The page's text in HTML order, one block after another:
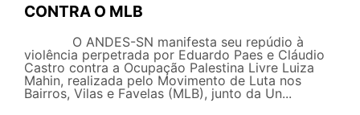
CONTRA O MLB
O ANDES-SN manifesta seu repúdio à
violência perpetrada por Eduardo Paes e Cláudio
Castro contra a Ocupação Palestina Livre Luiza
Mahin, realizada pelo Movimento de Luta nos
Bairros, Vilas e Favelas (MLB), junto da Un...